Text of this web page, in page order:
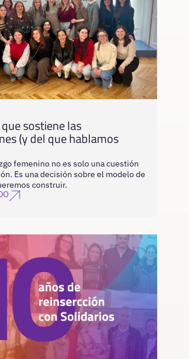
sostiene las
(y del que hablamos
femenino no es solo una cuestión
Es una decisión sobre el modelo de
construir.